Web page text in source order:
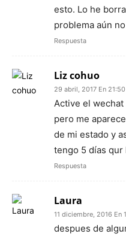
esto. Lo he
problema aún
Respuesta
Liz cohuo
29 abril, 2017 En 21:50
Active el
pero me
de mi estado y
tengo 5 días qur
Respuesta
Laura
11 diciembre, 2016 En
despues de